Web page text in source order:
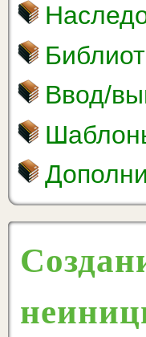
Ввод/